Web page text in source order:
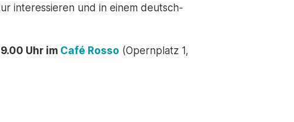
interessieren und in einem deutsch-
Uhr im Café Rosso (Opernplatz 1,